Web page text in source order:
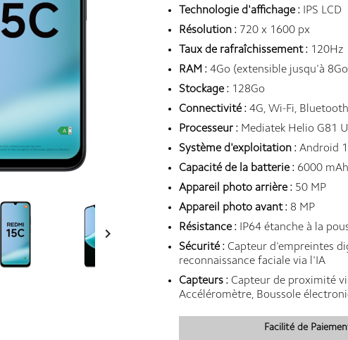

Technologie d'affichage : IPS LCD
Résolution : 720 x 1600 px
Taux de rafraîchissement : 120Hz
RAM : 4Go (extensible jusqu'à
Stockage : 128Go
Connectivité : 4G, Wi-Fi,
Processeur : Mediatek Helio G81
Système d'exploitation : Android
Capacité de la batterie : 6000 mAh
Appareil photo arrière : 50 MP
Appareil photo avant : 8 MP
Résistance : IP64 étanche à la
Sécurité : Capteur d'empreintes
reconnaissance faciale via l'IA
Capteurs : Capteur de proximité
Accéléromètre, Boussole
Facilité de